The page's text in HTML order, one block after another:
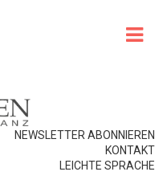
NEWSLETTER ABONNIEREN
KONTAKT
LEICHTE SPRACHE